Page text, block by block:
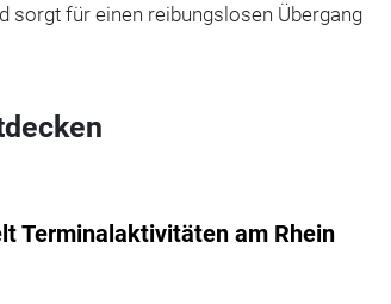
sorgt für einen reibungslosen Übergang
Terminalaktivitäten am Rhein